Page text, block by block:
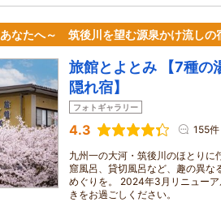
なたへ～ 筑後川を望む源泉かけ流しの
旅館とよとみ 【7種の
隠れ宿】
フォトギャラリー
4.3 155件
九州一の大河・筑後川のほとりに
窟風呂、貸切風呂など、趣の異な
めぐりを。 2024年3月リニュー
きをお過ごしください。